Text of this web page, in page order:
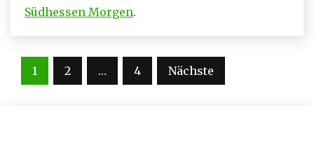
Südhessen Morgen.
Seitennummerierung
1 2 … 4 Nächste